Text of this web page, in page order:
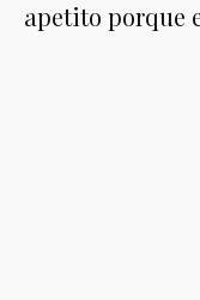
apetito porque